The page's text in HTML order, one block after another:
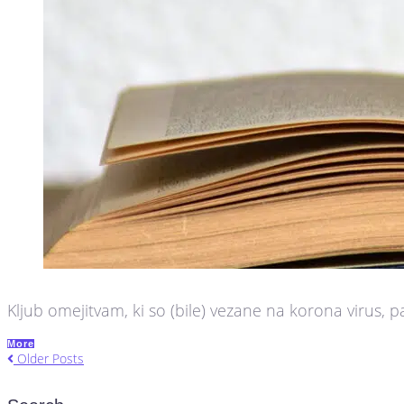
Kljub omejitvam, ki so (bile) vezane na korona virus,
More
Older Posts